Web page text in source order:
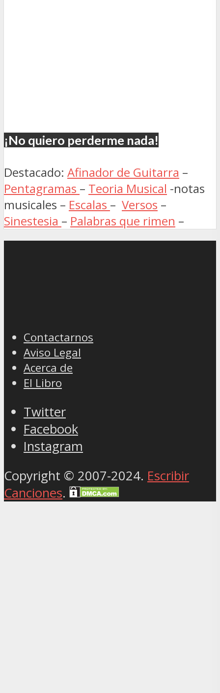
¡No quiero perderme nada!
Destacado: Afinador de Guitarra –
Pentagramas – Teoria Musical -notas
musicales – Escalas – Versos –
Sinestesia – Palabras que rimen –
Contactarnos
Aviso Legal
Acerca de
El Libro
Twitter
Facebook
Instagram
Copyright © 2007-2024. Escribir
Canciones.